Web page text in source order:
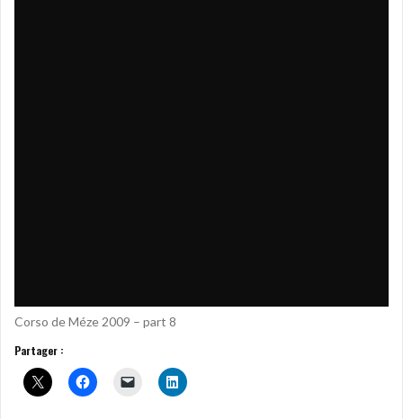
Corso de Méze 2009 – part 8
Partager :